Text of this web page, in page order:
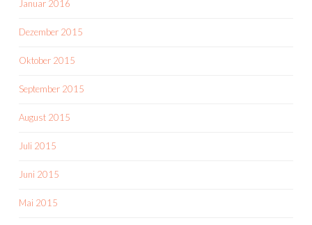
Januar 2016
Dezember 2015
Oktober 2015
September 2015
August 2015
Juli 2015
Juni 2015
Mai 2015